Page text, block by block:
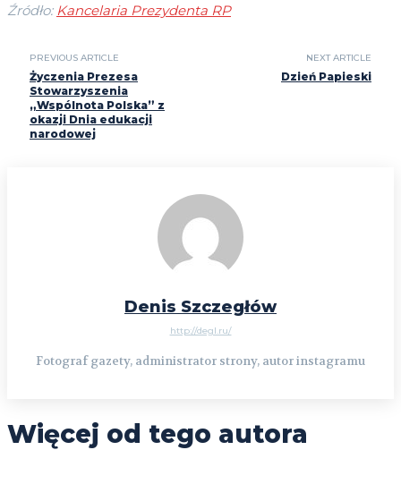
Źródło: Kancelaria Prezydenta RP
PREVIOUS ARTICLE
Życzenia Prezesa
Stowarzyszenia
„Wspólnota Polska” z
okazji Dnia edukacji
narodowej
NEXT ARTICLE
Dzień Papieski
Denis Szczegłów
http://degl.ru/
Fotograf gazety, administrator strony, autor instagramu
Więcej od tego autora